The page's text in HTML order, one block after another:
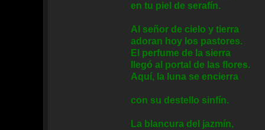
en tu piel de serafín.
Al señor de cielo y tierra
adoran hoy los pastores.
El perfume de la sierra
llegó al portal de las flores.
Aquí, la luna se encierra
con su destello sinfín.
La blancura del jazmín,